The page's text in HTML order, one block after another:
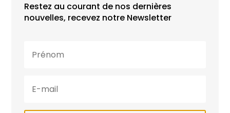
Restez au courant de nos dernières
nouvelles, recevez notre Newsletter